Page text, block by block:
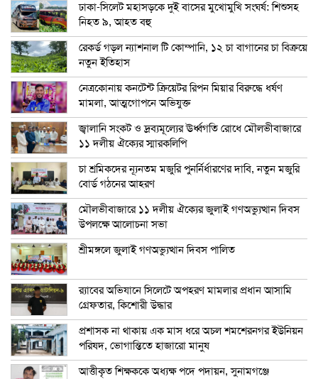
ঢাকা-সিলেট মহাসড়কে দুই বাসের মুখোমুখি সংঘর্ষ: শিশুসহ
নিহত ৯, আহত বহু
রেকর্ড গড়ল ন্যাশনাল টি কোম্পানি, ১২ চা বাগানের চা বিক্রয়ে
নতুন ইতিহাস
নেত্রকোনায় কনটেন্ট ক্রিয়েটর রিপন মিয়ার বিরুদ্ধে ধর্ষণ
মামলা, আত্মগোপনে অভিযুক্ত
জ্বালানি সংকট ও দ্রব্যমূল্যের ঊর্ধ্বগতি রোধে মৌলভীবাজারে
১১ দলীয় ঐক্যের স্মারকলিপি
চা শ্রমিকদের ন্যূনতম মজুরি পুনর্নির্ধারণের দাবি, নতুন মজুরি
বোর্ড গঠনের আহরণ
মৌলভীবাজারে ১১ দলীয় ঐক্যের জুলাই গণঅভ্যুত্থান দিবস
উপলক্ষে আলোচনা সভা
শ্রীমঙ্গলে জুলাই গণঅভ্যুত্থান দিবস পালিত
র‍্যাবের অভিযানে সিলেটে অপহরণ মামলার প্রধান আসামি
গ্রেফতার, কিশোরী উদ্ধার
প্রশাসক না থাকায় এক মাস ধরে অচল শমশেরনগর ইউনিয়ন
পরিষদ, ভোগান্তিতে হাজারো মানুষ
আত্তীকৃত শিক্ষককে অধ্যক্ষ পদে পদায়ন, সুনামগঞ্জে